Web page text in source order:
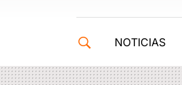
NOTICIAS